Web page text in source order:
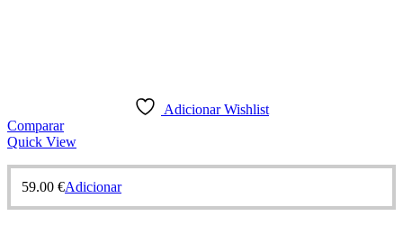
Adicionar Wishlist
Comparar
Quick View
59.00 €Adicionar